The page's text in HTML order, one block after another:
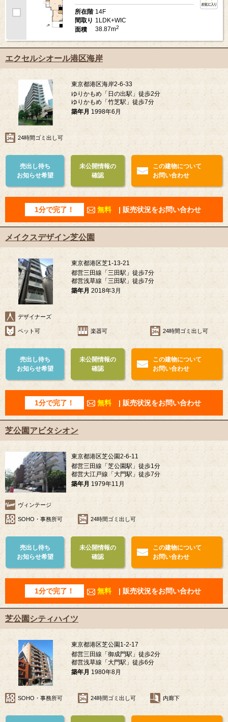
所在階 14F
間取り 1LDK+WIC
面積
38.87m2
エクセルシオール港区海岸
東京都港区海岸2-6-33
ゆりかもめ「日の出駅」徒歩2分
ゆりかもめ「竹芝駅」徒歩7分
築年月 1998年6月
24時間ゴミ出し可
売出し待ち
お知らせ希望
未公開情報の
確認
この建物について
お問い合わせ
1分で完了！ 無料 | 販売状況をお問い合わせ
メイクスデザイン芝公園
東京都港区芝1-13-21
都営三田線「三田駅」徒歩7分
都営浅草線「三田駅」徒歩7分
築年月 2018年3月
デザイナーズ
ペット可 楽器可 24時間ゴミ出し可
売出し待ち
お知らせ希望
未公開情報の
確認
この建物について
お問い合わせ
1分で完了！ 無料 | 販売状況をお問い合わせ
芝公園アビタシオン
東京都港区芝公園2-6-11
都営三田線「芝公園駅」徒歩1分
都営大江戸線「大門駅」徒歩7分
築年月 1979年11月
ヴィンテージ
SOHO・事務所可 24時間ゴミ出し可
売出し待ち
お知らせ希望
未公開情報の
確認
この建物について
お問い合わせ
1分で完了！ 無料 | 販売状況をお問い合わせ
芝公園シティハイツ
東京都港区芝公園1-2-17
都営三田線「御成門駅」徒歩2分
都営浅草線「大門駅」徒歩6分
築年月 1980年8月
SOHO・事務所可 24時間ゴミ出し可 内廊下